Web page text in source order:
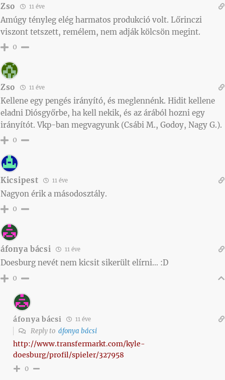
Zso 11 éve
Amúgy tényleg elég harmatos produkció volt. Lőrinczi
viszont tetszett, remélem, nem adják kölcsön megint.
0
Zso 11 éve
Kellene egy pengés irányító, és meglennénk. Hidit kellene
eladni Diósgyőrbe, ha kell nekik, és az árából hozni egy
irányítót. Vkp-ban megvagyunk (Csábi M., Godoy, Nagy G.).
0
Kicsipest 11 éve
Nagyon érik a másodosztály.
0
áfonya bácsi 11 éve
Doesburg nevét nem kicsit sikerült elírni… :D
0
áfonya bácsi 11 éve
Reply to áfonya bácsi
http://www.transfermarkt.com/kyle-
doesburg/profil/spieler/327958
0